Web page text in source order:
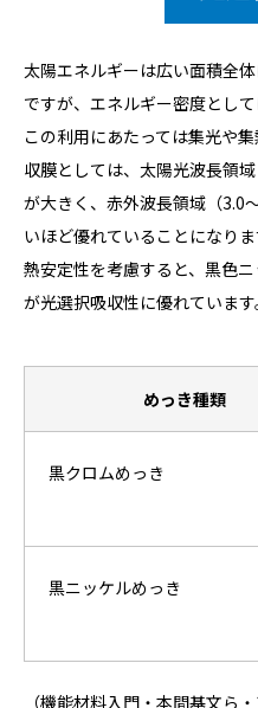
太陽エネルギーは広い面積全
ですが、エネルギー密度とし
この利用にあたっては集光や
収膜としては、太陽光波長領
が大きく、赤外波長領域（3.0
いほど優れていることになりま
熱安定性を考慮すると、黒色
が光選択吸収性に優れています
めっき種類
黒クロムめっき
黒ニッケルめっき
（機能材料入門・本間基文ら・